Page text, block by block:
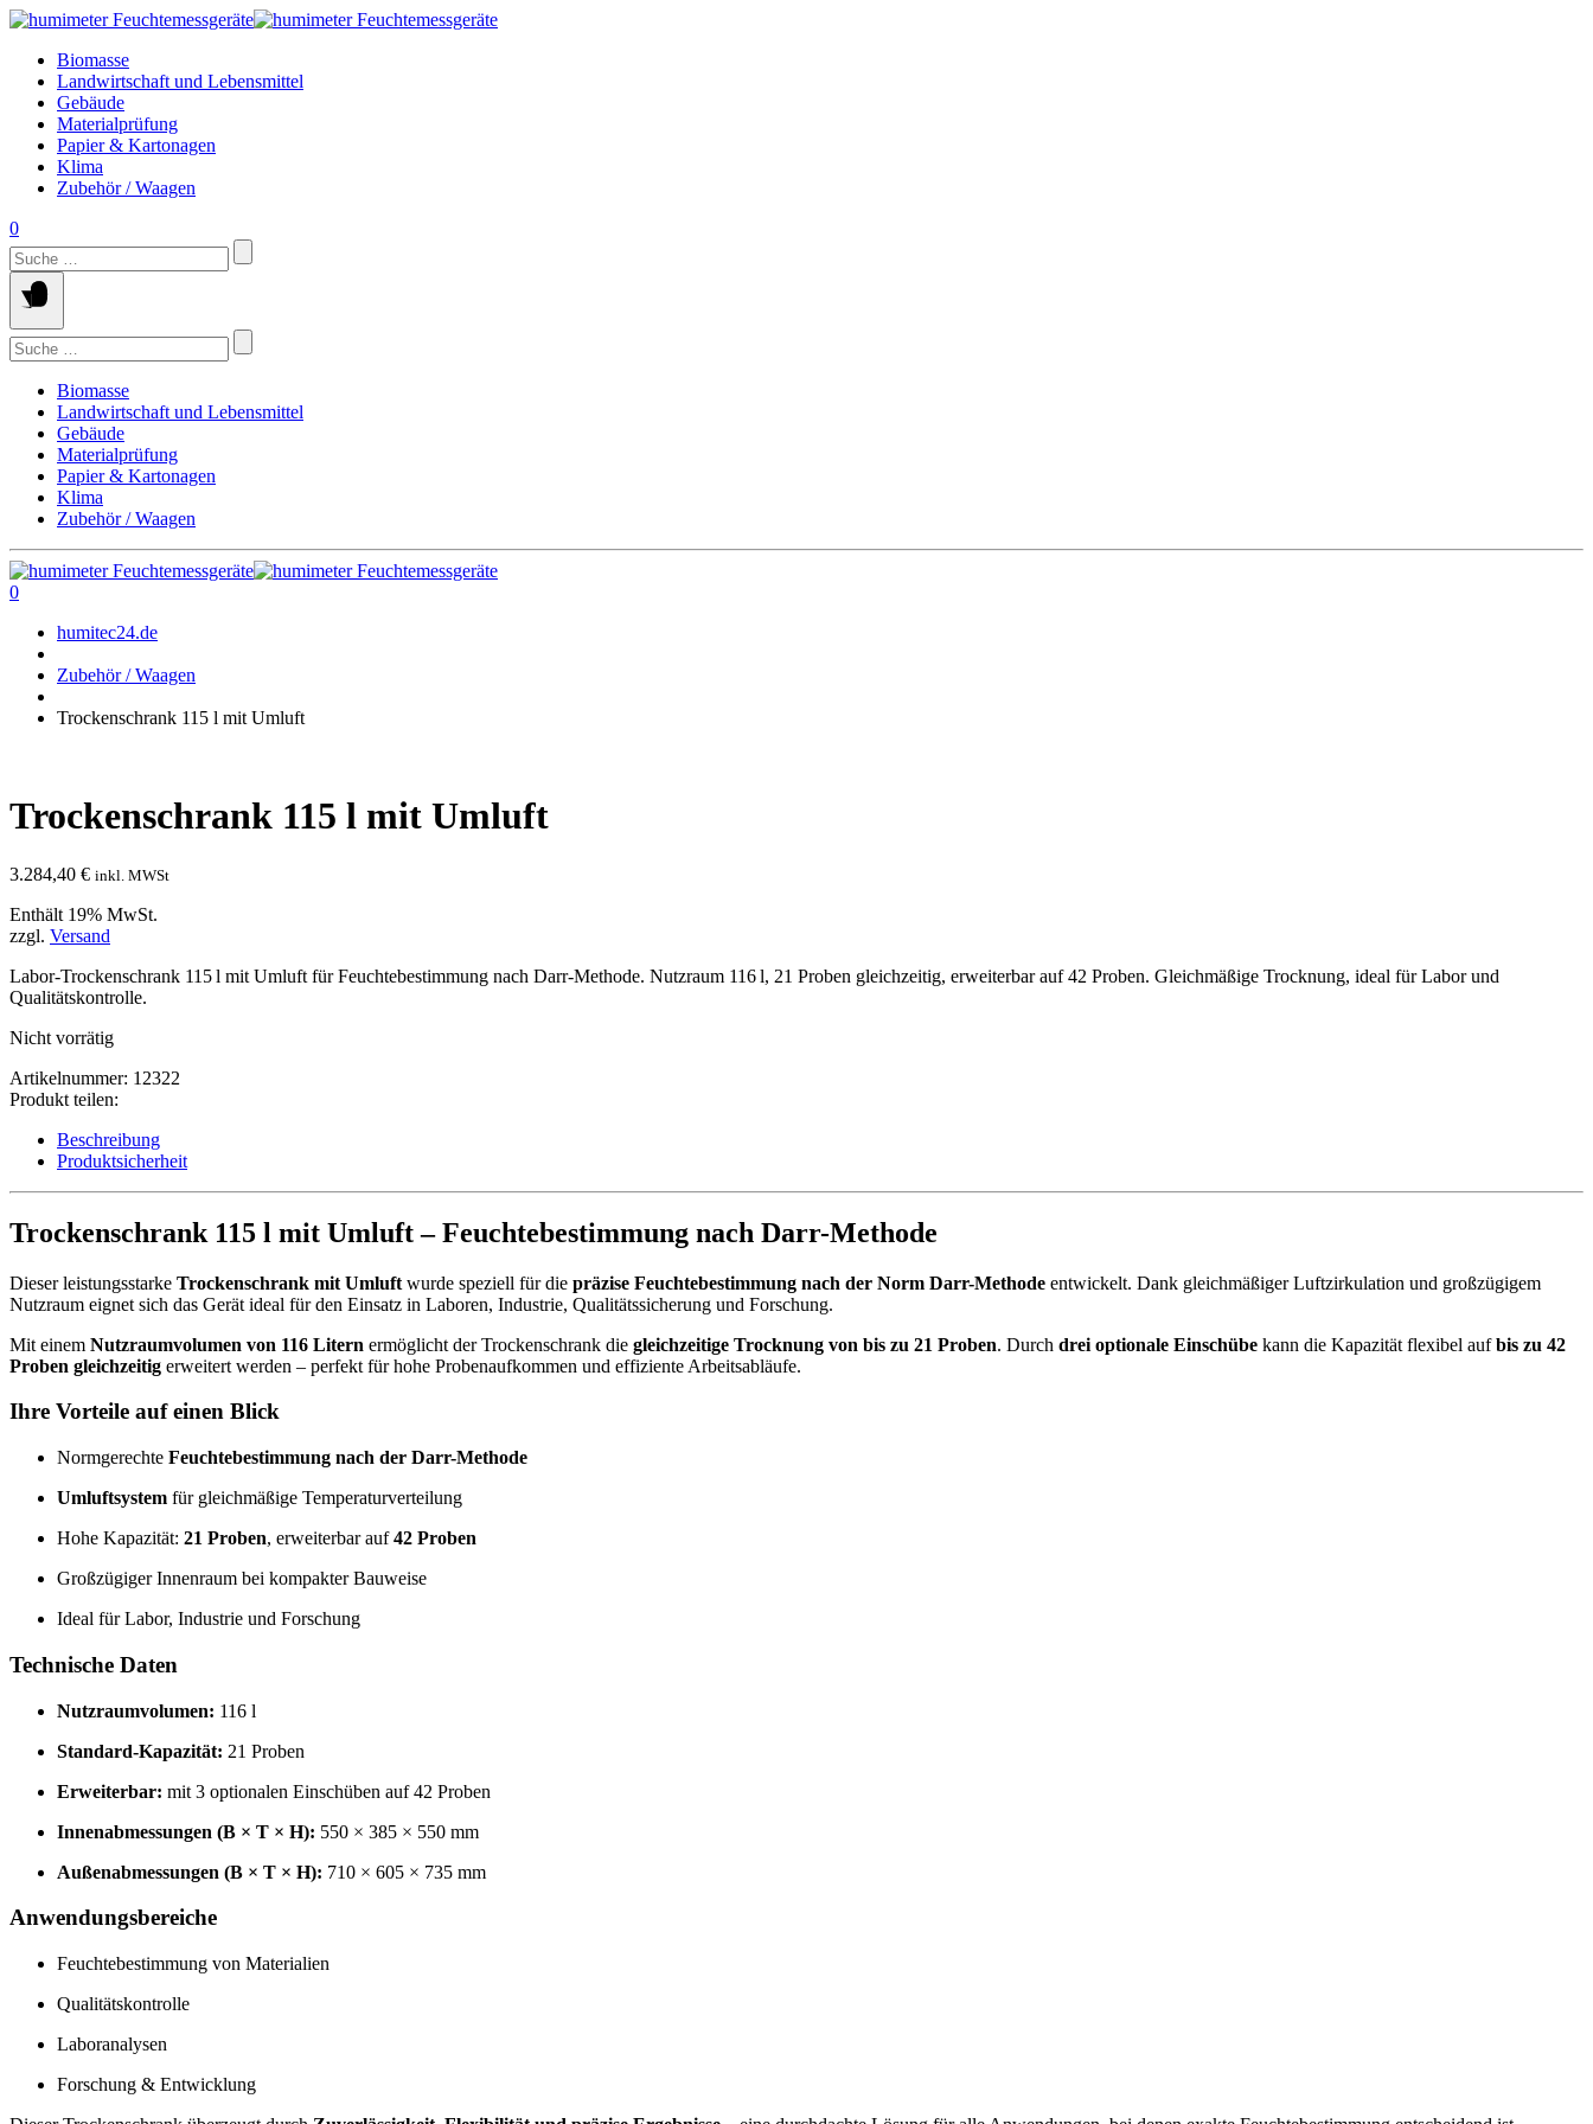
Springe
Inhalt
Biomasse
Landwirtschaft und Lebensmittel
Gebäude
Materialprüfung
Papier & Kartonagen
Klima
Zubehör / Waagen
0
Suchen
nach:
Suchen
nach:
Biomasse
Landwirtschaft und Lebensmittel
Gebäude
Materialprüfung
Papier & Kartonagen
Klima
Zubehör / Waagen
0
humitec24.de
Zubehör / Waagen
Trockenschrank 115 l mit Umluft
Trockenschrank 115 l mit Umluft
3.284,40 € inkl. MWSt
Enthält 19% MwSt.
zzgl. Versand
Labor-Trockenschrank 115 l mit Umluft für Feuchtebestimmung nach Darr-Methode. Nutzraum 116 l, 21 Proben gleichzeitig, erweiterbar auf 42 Proben. Gleichmäßige Trocknung, ideal für Labor und
Qualitätskontrolle.
Nicht vorrätig
Artikelnummer: 12322
Produkt teilen:
Beschreibung
Produktsicherheit
Trockenschrank 115 l mit Umluft – Feuchtebestimmung nach Darr-Methode
Dieser leistungsstarke Trockenschrank mit Umluft wurde speziell für die präzise Feuchtebestimmung nach der Norm Darr-Methode entwickelt. Dank gleichmäßiger Luftzirkulation und großzügigem
Nutzraum eignet sich das Gerät ideal für den Einsatz in Laboren, Industrie, Qualitätssicherung und Forschung.
Mit einem Nutzraumvolumen von 116 Litern ermöglicht der Trockenschrank die gleichzeitige Trocknung von bis zu 21 Proben. Durch drei optionale Einschübe kann die Kapazität flexibel aufbis zu 42
Proben gleichzeitig erweitert werden – perfekt für hohe Probenaufkommen und effiziente Arbeitsabläufe.
Ihre Vorteile auf einen Blick
Normgerechte Feuchtebestimmung nach der Darr-Methode
Umluftsystem für gleichmäßige Temperaturverteilung
Hohe Kapazität: 21 Proben, erweiterbar auf42 Proben
Großzügiger Innenraum bei kompakter Bauweise
Ideal für Labor, Industrie und Forschung
Technische Daten
Nutzraumvolumen: 116 l
Standard-Kapazität: 21 Proben
Erweiterbar: mit 3 optionalen Einschüben auf 42 Proben
Innenabmessungen (B × T × H): 550 × 385 × 550 mm
Außenabmessungen (B × T × H): 710 × 605 × 735 mm
Anwendungsbereiche
Feuchtebestimmung von Materialien
Qualitätskontrolle
Laboranalysen
Forschung & Entwicklung